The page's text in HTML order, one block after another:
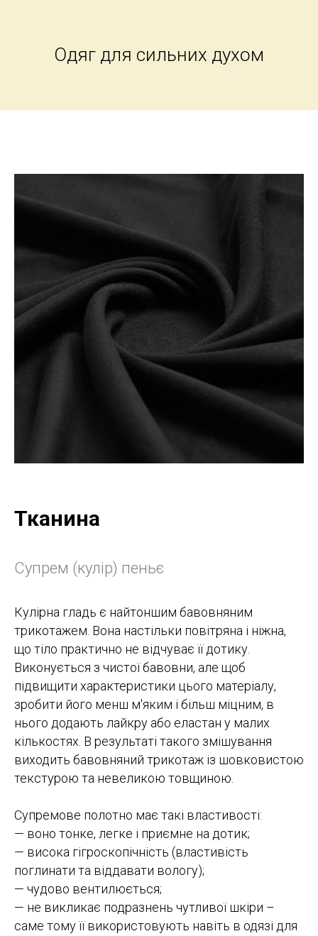
Одяг для сильних духом
Тканина
Супрем (кулір) пеньє
Кулірна гладь є найтоншим бавовняним
трикотажем. Вона настільки повітряна і ніжна,
що тіло практично не відчуває її дотику.
Виконується з чистої бавовни, але щоб
підвищити характеристики цього матеріалу,
зробити його менш м'яким і більш міцним, в
нього додають лайкру або еластан у малих
кількостях. В результаті такого змішування
виходить бавовняний трикотаж із шовковистою
текстурою та невеликою товщиною.
Супремове полотно має такі властивості:
— воно тонке, легке і приємне на дотик;
— висока гігроскопічність (властивість
поглинати та віддавати вологу);
— чудово вентилюється;
— не викликає подразнень чутливої ​​шкіри –
саме тому її використовують навіть в одязі для